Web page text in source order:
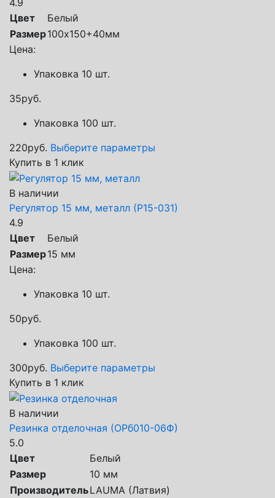
4.9
Цвет
Белый
Размер100х150+40мм
Цена:
Упаковка 10 шт.
35руб.
Упаковка 100 шт.
220руб. Выберите параметры
Купить в 1 клик
В наличии
Регулятор 15 мм, металл (Р15-031)
4.9
Цвет
Белый
Размер15 мм
Цена:
Упаковка 10 шт.
50руб.
Упаковка 100 шт.
300руб. Выберите параметры
Купить в 1 клик
В наличии
Резинка отделочная (ОРб010-06Ф)
5.0
Цвет
Белый
Размер
10 мм
ПроизводительLAUMA (Латвия)